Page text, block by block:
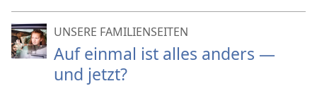
UNSERE FAMILIENSEITEN
Auf einmal ist alles anders —
und jetzt?